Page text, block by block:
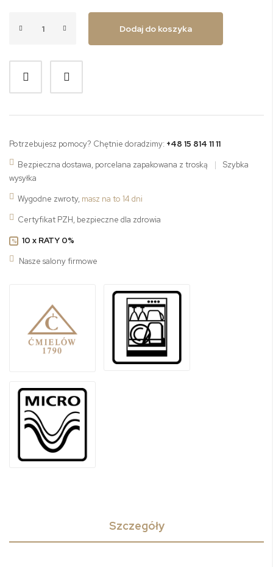
Dodaj do koszyka
Potrzebujesz pomocy? Chętnie doradzimy: +48 15 814 11 11
Bezpieczna dostawa, porcelana zapakowana z troską
|
Szybka
wysyłka
Wygodne zwroty, masz na to 14 dni
Certyfikat PZH, bezpieczne dla zdrowia
%
10 x RATY 0%
Nasze salony firmowe
Szczegóły